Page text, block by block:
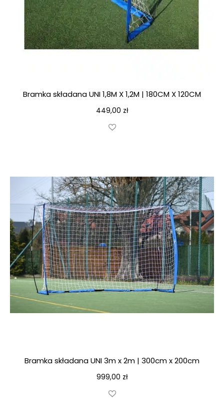
Bramka składana UNI 1,8M X 1,2M | 180CM X 120CM
449,00 zł
Bramka składana UNI 3m x 2m | 300cm x 200cm
999,00 zł